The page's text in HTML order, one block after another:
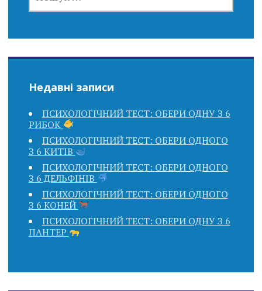
Недавні записи
ПСИХОЛОГІЧНИЙ ТЕСТ: ОБЕРИ ОДНУ З 6
РИБОК
ПСИХОЛОГІЧНИЙ ТЕСТ: ОБЕРИ ОДНОГО
З 6 КИТІВ
ПСИХОЛОГІЧНИЙ ТЕСТ: ОБЕРИ ОДНОГО
З 6 ДЕЛЬФІНІВ
ПСИХОЛОГІЧНИЙ ТЕСТ: ОБЕРИ ОДНОГО
З 6 КОНЕЙ
ПСИХОЛОГІЧНИЙ ТЕСТ: ОБЕРИ ОДНУ З 6
ПАНТЕР